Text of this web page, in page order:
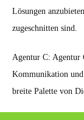
Lösungen
zugeschnitten sind.
Agentur C: Agentur
Kommunikation
breite Palette von